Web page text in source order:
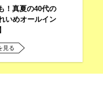
！真夏の40代の
いめオールイン
見る